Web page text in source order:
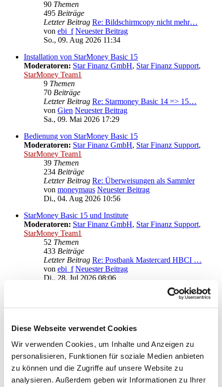
Diese Webseite verwendet Cookies
Wir verwenden Cookies, um Inhalte und Anzeigen zu
personalisieren, Funktionen für soziale Medien anbieten
zu können und die Zugriffe auf unsere Website zu
analysieren. Außerdem geben wir Informationen zu Ihrer
90 Themen
495 Beiträge
Letzter Beitrag Re: Bildschirmcopy nicht mehr…
von ebi_f Neuester Beitrag
So., 09. Aug 2026 11:34
Installation von StarMoney Basic 15
Moderatoren: Star Finanz GmbH, Star Finanz Support,
StarMoney Team1
9 Themen
70 Beiträge
Letzter Beitrag Re: Starmoney Basic 14 => 15…
von Gien Neuester Beitrag
Sa., 09. Mai 2026 17:29
Bedienung von StarMoney Basic 15
Moderatoren: Star Finanz GmbH, Star Finanz Support,
StarMoney Team1
39 Themen
234 Beiträge
Letzter Beitrag Re: Überweisungen als Sammler
von moneymaus Neuester Beitrag
Di., 04. Aug 2026 10:56
StarMoney Basic 15 und Institute
Moderatoren: Star Finanz GmbH, Star Finanz Support,
StarMoney Team1
52 Themen
433 Beiträge
Letzter Beitrag Re: Postbank Mastercard HBCI …
von ebi_f Neuester Beitrag
Di., 28. Jul 2026 08:06
Anregungen und Wünsche zu StarMoney Basic 15
Star Finanz GmbH
↳ Ankündigungen der Star Finanz GmbH
↳ Inhalte OnlineUpdates (Produktaktualisierungen)
StarMoney Deluxe 15